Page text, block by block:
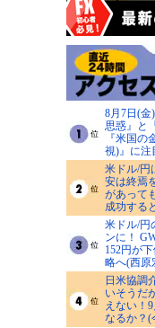
8月7日(
思惑』と
『米国
視)』に注
米ドル/円
安は終焉
があって
成功する
米ドル/円
ンに！
152円が
略へ(西原
日米協調
いそうだ
えない！
なるか？(